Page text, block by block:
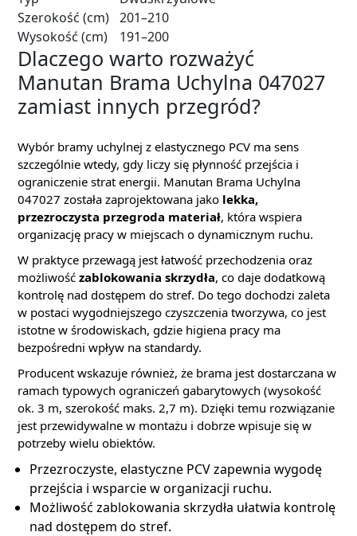
Szerokość (cm) 201–210
Wysokość (cm)
191–200
Dlaczego warto rozważyć
Manutan Brama Uchylna 047027
zamiast innych przegród?
Wybór bramy uchylnej z elastycznego PCV ma sens
szczególnie wtedy, gdy liczy się płynność przejścia i
ograniczenie strat energii. Manutan Brama Uchylna
047027 została zaprojektowana jako lekka,
przezroczysta przegroda materiał, która wspiera
organizację pracy w miejscach o dynamicznym ruchu.
W praktyce przewagą jest łatwość przechodzenia oraz
możliwość zablokowania skrzydła, co daje dodatkową
kontrolę nad dostępem do stref. Do tego dochodzi zaleta
w postaci wygodniejszego czyszczenia tworzywa, co jest
istotne w środowiskach, gdzie higiena pracy ma
bezpośredni wpływ na standardy.
Producent wskazuje również, że brama jest dostarczana w
ramach typowych ograniczeń gabarytowych (wysokość
ok. 3 m, szerokość maks. 2,7 m). Dzięki temu rozwiązanie
jest przewidywalne w montażu i dobrze wpisuje się w
potrzeby wielu obiektów.
Przezroczyste, elastyczne PCV zapewnia wygodę
przejścia i wsparcie w organizacji ruchu.
Możliwość zablokowania skrzydła ułatwia kontrolę
nad dostępem do stref.